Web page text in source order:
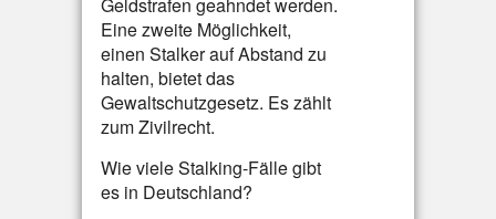
Eine zweite Möglichkeit,
einen Stalker auf Abstand zu
halten, bietet das
Gewaltschutzgesetz. Es zählt
zum Zivilrecht.
Wie viele Stalking-Fälle gibt
es in Deutschland?